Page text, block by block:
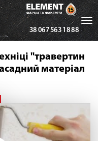
38 067 563 18 88
"травертин
матеріал